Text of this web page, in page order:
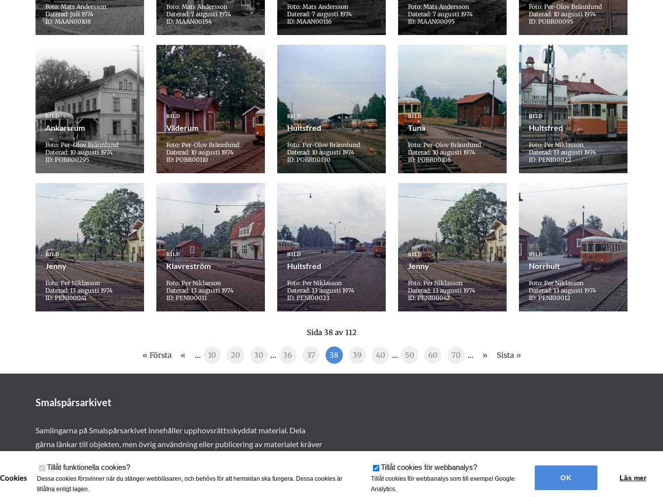
Foto: Mats Andersson
Daterad: juli 1974
ID: MAAN00108
Foto: Mats Andersson
Daterad: 7 augusti 1974
ID: MAAN00154
Foto: Mats Andersson
Daterad: 7 augusti 1974
ID: MAAN00116
Foto: Mats Andersson
Daterad: 7 augusti 1974
ID: MAAN00095
Foto: Per-Olov Brännlund
Daterad: 10 augusti 1974
ID: POBR00095
BILD
Ankarsrum
Foto: Per-Olov Brännlund
Daterad: 10 augusti 1974
ID: POBR00295
BILD
Väderum
Foto: Per-Olov Brännlund
Daterad: 10 augusti 1974
ID: POBR00110
BILD
Hultsfred
Foto: Per-Olov Brännlund
Daterad: 10 augusti 1974
ID: POBR00130
BILD
Tuna
Foto: Per-Olov Brännlund
Daterad: 10 augusti 1974
ID: POBR00106
BILD
Hultsfred
Foto: Per Niklasson
Daterad: 13 augusti 1974
ID: PENI00022
BILD
Jenny
Foto: Per Niklasson
Daterad: 13 augusti 1974
ID: PENI00041
BILD
Klavreström
Foto: Per Niklasson
Daterad: 13 augusti 1974
ID: PENI00011
BILD
Hultsfred
Foto: Per Niklasson
Daterad: 13 augusti 1974
ID: PENI00023
BILD
Jenny
Foto: Per Niklasson
Daterad: 13 augusti 1974
ID: PENI00042
BILD
Norrhult
Foto: Per Niklasson
Daterad: 13 augusti 1974
ID: PENI00012
Sida 38 av 112
« Första « ... 10 20 30 ... 36 37 38 39 40 ... 50 60 70 ... » Sista »
Smalspårsarkivet
Samlingarna på Smalspårsarkivet innehåller upphovsrättsskyddat material. Dela
gärna länkar till objekten, men övrig användning eller publicering av materialet kräver
Cookies
Tillåt funktionella cookies?
Dessa cookies försvinner när du stänger webbläsaren, och behövs för att hemsidan ska fungera. Dessa cookies är
tillåtna enligt lagen.
Tillåt cookies för webbanalys?
Tillåt cookies för webbanalys som till exempel Google
Analytics.
Läs mer